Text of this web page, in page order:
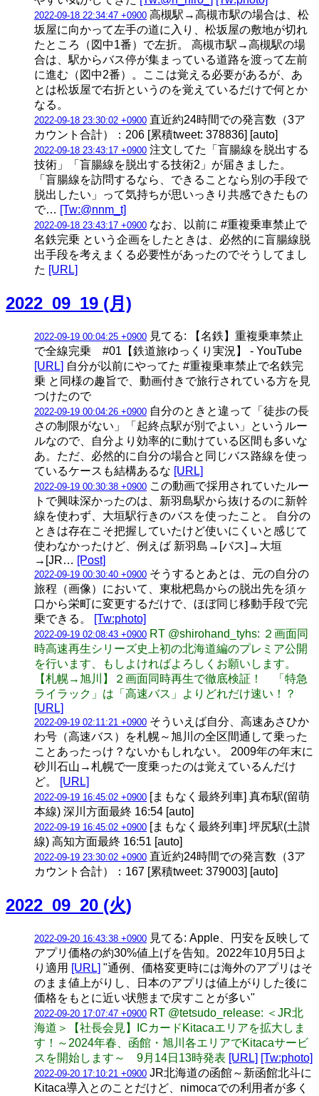
2022-09-18 22:34:47 +0900 高槻駅→高槻市駅の場合は、松
坂屋に向かって左手の道に入り、松坂屋の敷地が切れ
たところ（図中1番）で左折。 高槻市駅→高槻駅の場
合は、駅からバス停が集まっている道路を渡って左前
に進む（図中2番）。ここは覚える必要があるが、あ
とは松坂屋で右折というのを覚えているだけで何とか
なる。
2022-09-18 23:30:02 +0900 直近約24時間での発言数（3ア
カウント合計）：206 [累積tweet: 378836] [auto]
2022-09-18 23:43:17 +0900 注文してた「盲腸線を脱出する
技術」「盲腸線を脱出する技術2」が届きました。
「盲腸線を訪問するなら、できることなら別の手段で
脱出したい」って気持ちが思いっきり共感できたもの
で… [Tw:@nnm_t]
2022-09-18 23:43:17 +0900 なお、以前に #重複乗車禁止で
名鉄完乗 という企画をしたときは、必然的に盲腸線脱
出手段を考えまくる必要性があったのでそうしてまし
た [URL]
2022_09_19 (月)
2022-09-19 00:04:25 +0900 見てる: 【名鉄】重複乗車禁止
で全線完乗 #01【鉄道旅ゆっくり実況】 - YouTube
[URL] 自分が以前にやってた #重複乗車禁止で名鉄完
乗 と同様の趣旨で、動画付きで旅行されている方を見
つけたので
2022-09-19 00:04:26 +0900 自分のときと違って「徒歩の長
さの制限がない」「起終点駅が別でよい」というルー
ルなので、自分より効率的に動けている区間も多いな
あ。ただ、必然的に自分の場合と同じバス路線を使っ
ているケースも結構あるな [URL]
2022-09-19 00:30:38 +0900 この動画で採用されていたルー
トで興味深かったのは、新羽島駅から抜けるのに新幹
線を使わず、大垣駅行きのバスを使ったこと。 自分の
ときは存在こそ把握していたけど使いにくいと感じて
使わなかったけど、例えば 新羽島→[バス]→大垣
→[JR… [Post]
2022-09-19 00:30:40 +0900 そうするとあとは、元の自分の
旅程（画像）において、東枇杷島からの脱出先を須ヶ
口から栄町に変更するだけで、ほぼ同じ移動手段で完
乗できる。
[Tw:photo]
2022-09-19 02:08:43 +0900 RT @shirohand_tyhs: ２画面同
時高速再生シリーズ史上初の北海道編のプレミア公開
を行います、もしよければよろしくお願いします。
【札幌→旭川】２画面同時再生で徹底検証！ 「特急
ライラック」は「高速バス」よりどれだけ速い！？
[URL]
2022-09-19 02:11:21 +0900 そういえば自分、高速あさひか
わ号（高速バス）を札幌～旭川の全区間通して乗った
ことあったっけ？ないかもしれない。 2009年の年末に
砂川石山→札幌で一度乗ったのは覚えているんだけ
ど。
[URL]
2022-09-19 16:45:02 +0900 [まもなく最終列車] 真布駅(留萌
本線) 深川方面最終 16:54 [auto]
2022-09-19 16:45:02 +0900 [まもなく最終列車] 坪尻駅(土讃
線) 高知方面最終 16:51 [auto]
2022-09-19 23:30:02 +0900 直近約24時間での発言数（3ア
カウント合計）：167 [累積tweet: 379003] [auto]
2022_09_20 (火)
2022-09-20 16:43:38 +0900 見てる: Apple、円安を反映して
アプリ価格の約30%値上げを告知。2022年10月5日よ
り適用 [URL] "通例、価格変更時には海外のアプリはそ
のまま値上がりし、日本のアプリは値上がりした後に
価格をもとに近い状態まで戻すことが多い"
2022-09-20 17:07:47 +0900 RT @tetsudo_release: ＜JR北
海道＞【社長会見】ICカードKitacaエリアを拡大しま
す！～2024年春、函館・旭川各エリアでKitacaサービ
スを開始します～ 9月14日13時発表 [URL] [Tw:photo]
2022-09-20 17:10:21 +0900 JR北海道の函館～新函館北斗に
Kitaca導入とのことだけど、nimocaでの利用者が多く